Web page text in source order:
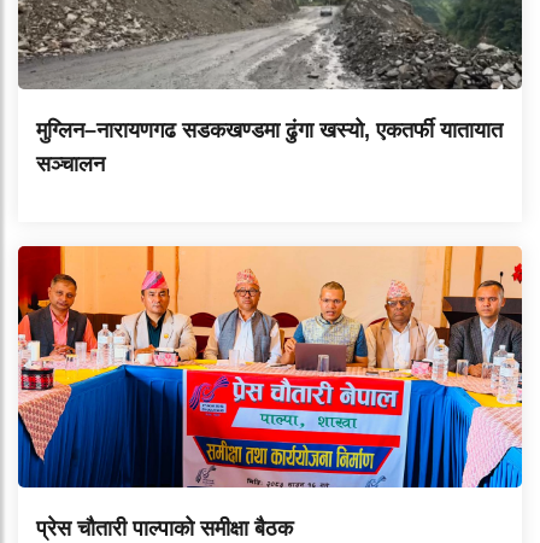
मुग्लिन–नारायणगढ सडकखण्डमा ढुंगा खस्यो, एकतर्फी यातायात
सञ्चालन
प्रेस चौतारी पाल्पाको समीक्षा बैठक